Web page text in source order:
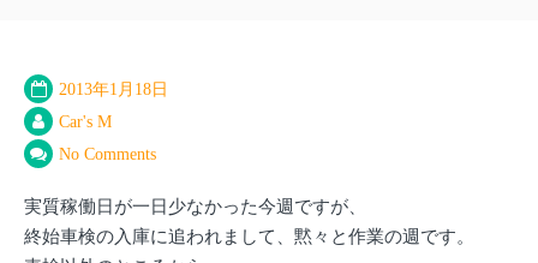
2013年1月18日
Car's M
No Comments
実質稼働日が一日少なかった今週ですが、
終始車検の入庫に追われまして、黙々と作業の週です。